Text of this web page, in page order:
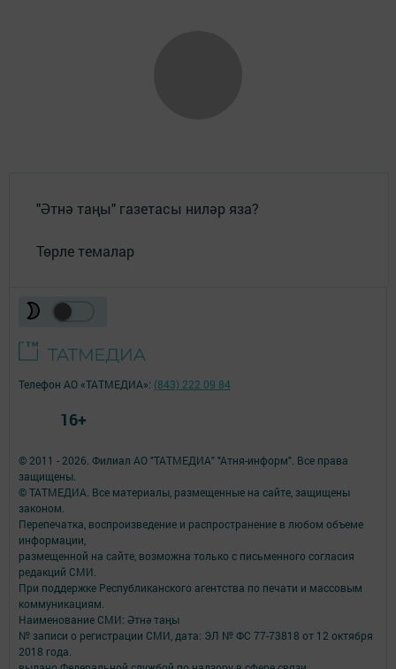
"Әтнә таңы" газетасы ниләр яза?
Төрле темалар
© 2011 - 2026. Филиал АО "ТАТМЕДИА" "Атня-информ". Все права
защищены.
© ТАТМЕДИА. Все материалы, размещенные на сайте, защищены
законом.
Перепечатка, воспроизведение и распространение в любом объеме
информации,
размещенной на сайте, возможна только с письменного согласия
редакций СМИ.
При поддержке Республиканского агентства по печати и массовым
коммуникациям.
Наименование СМИ: Әтнә таңы
№ записи о регистрации СМИ, дата: ЭЛ № ФС 77-73818 от 12 октября
2018 года.
Телефон АО «ТАТМЕДИА»: (843) 222 09 84
16+